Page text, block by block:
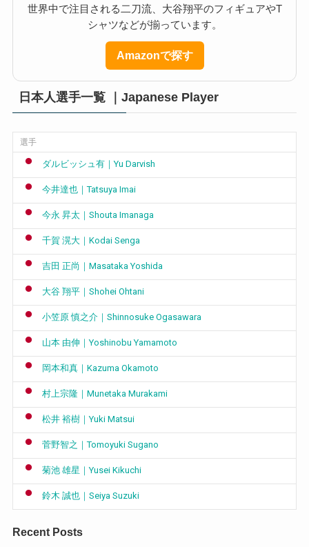
世界中で注目される二刀流、大谷翔平のフィギュアやT
シャツなどが揃っています。
Amazonで探す
日本人選手一覧 ｜Japanese Player
選手
ダルビッシュ有｜Yu Darvish
今井達也｜Tatsuya Imai
今永 昇太｜Shouta Imanaga
千賀 滉大｜Kodai Senga
吉田 正尚｜Masataka Yoshida
大谷 翔平｜Shohei Ohtani
小笠原 慎之介｜Shinnosuke Ogasawara
山本 由伸｜Yoshinobu Yamamoto
岡本和真｜Kazuma Okamoto
村上宗隆｜Munetaka Murakami
松井 裕樹｜Yuki Matsui
菅野智之｜Tomoyuki Sugano
菊池 雄星｜Yusei Kikuchi
鈴木 誠也｜Seiya Suzuki
Recent Posts